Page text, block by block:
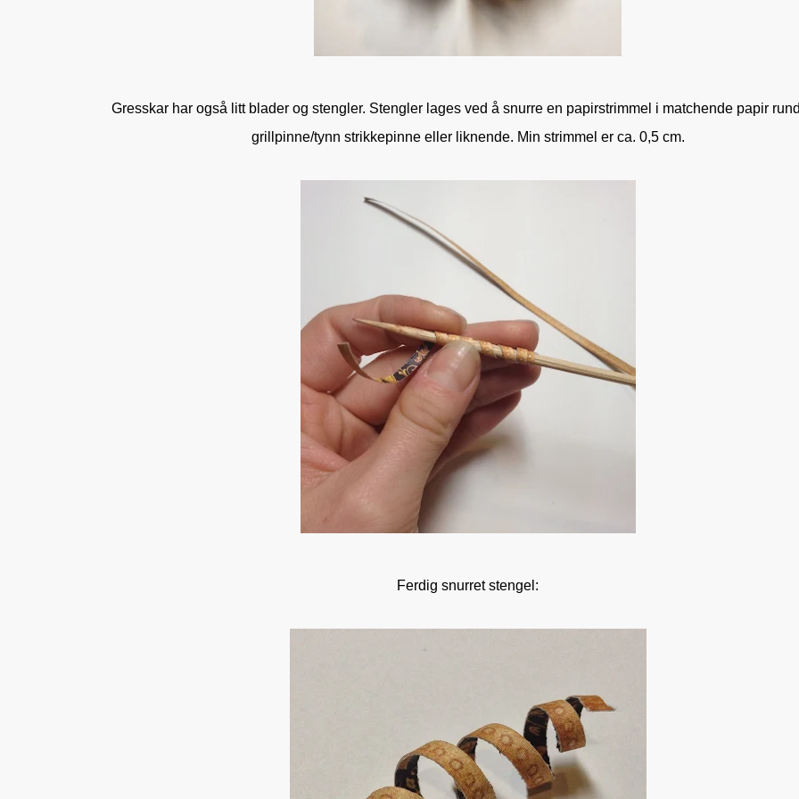
Gresskar har også litt blader og stengler. Stengler lages ved å snurre en papirstrimmel i matchende papir
grillpinne/tynn strikkepinne eller liknende. Min strimmel er ca. 0,5 cm.
Ferdig snurret stengel: